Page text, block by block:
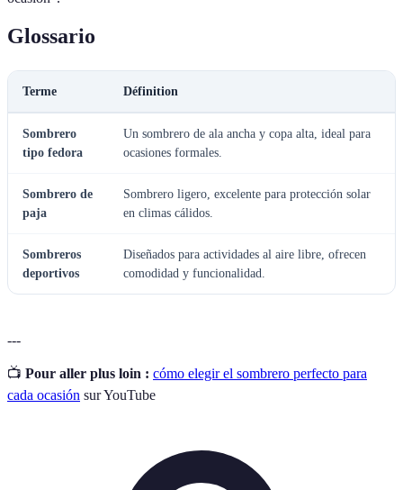
Glossario
Terme Définition
Sombrero
tipo fedora
Un sombrero de ala ancha y copa alta, ideal para
ocasiones formales.
Sombrero de
paja
Sombrero ligero, excelente para protección solar
en climas cálidos.
Sombreros
deportivos
Diseñados para actividades al aire libre, ofrecen
comodidad y funcionalidad.
---
📺 Pour aller plus loin : cómo elegir el sombrero perfecto para
cada ocasión sur YouTube